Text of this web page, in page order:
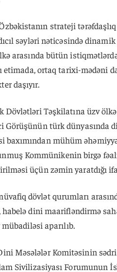
strateji
səyləri nəticəsində
arasında bütün
etimada, ortaq tarixi-mədəni
daşıyır.
Dövlətləri Təşkilatına üzv
Görüşünün türk dünyasında
baxımından mühüm
Kommünikenin birgə
üçün zəmin yaratdığı
dövlət qurumları
dini maarifləndirmə
aparılıb.
Məsələlər Komitəsinin
Sivilizasiyası Forumunun